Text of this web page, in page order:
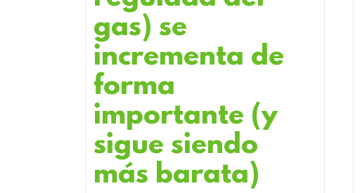
gas) se
incrementa de
forma
importante (y
sigue siendo
más barata)